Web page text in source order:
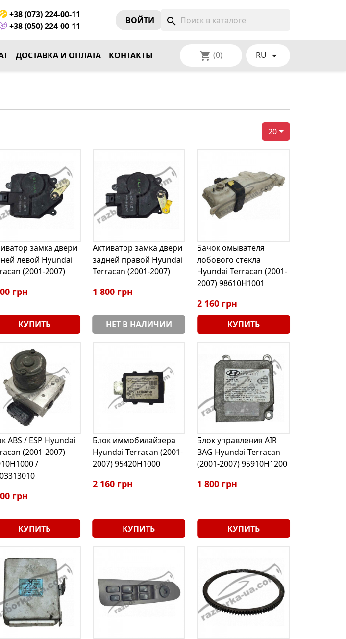
+38 (073) 224-00-11
+38 (050) 224-00-11
ВОЙТИ search
ДОСТАВКА И ОПЛАТА КОНТАКТЫ shopping_cart (0) RU 
20
замка двери
левой Hyundai
(2001-2007)
грн
КУПИТЬ
Активатор замка двери
задней правой Hyundai
Terracan (2001-2007)
1 800 грн
НЕТ В НАЛИЧИИ
Бачок омывателя
лобового стекла
Hyundai Terracan (2001-
2007) 98610H1001
2 160 грн
КУПИТЬ
ABS / ESP Hyundai
(2001-2007)
/
грн
КУПИТЬ
Блок иммобилайзера
Hyundai Terracan (2001-
2007) 95420H1000
2 160 грн
КУПИТЬ
Блок управления AIR
BAG Hyundai Terracan
(2001-2007) 95910H1200
1 800 грн
КУПИТЬ